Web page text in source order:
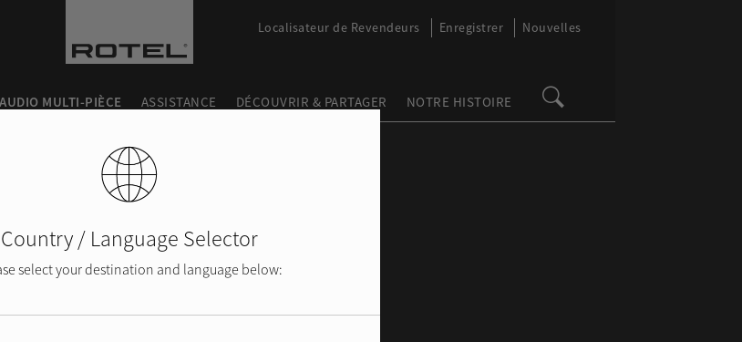
AUDIO MULTI-PIÈCE ASSISTANCE DÉCOUVRIR & PARTAGER NOTRE HISTOIRE
Localisateur de Revendeurs Enregistrer Nouvelles
Country / Language Selector
select your destination and language below: